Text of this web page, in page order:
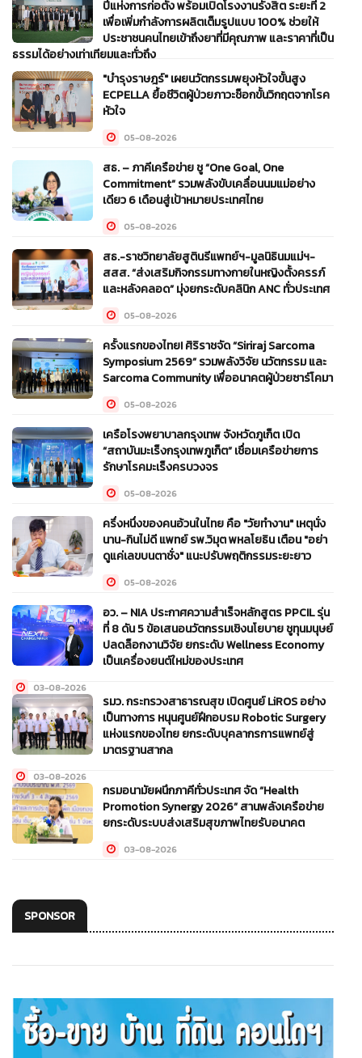
ปีแห่งการก่อตั้ง พร้อมเปิดโรงงานรังสิต ระยะที่ 2
เพื่อเพิ่มกำลังการผลิตเต็มรูปแบบ 100% ช่วยให้
ประชาชนคนไทยเข้าถึงยาที่มีคุณภาพ และราคาที่เป็น
ธรรมได้อย่างเท่าเทียมและทั่วถึง
05-08-2026
"บำรุงราษฎร์" เผยนวัตกรรมพยุงหัวใจขั้นสูง
ECPELLA ยื้อชีวิตผู้ป่วยภาวะช็อกขั้นวิกฤตจากโรค
หัวใจ
05-08-2026
สธ. – ภาคีเครือข่าย ชู “One Goal, One
Commitment” รวมพลังขับเคลื่อนนมแม่อย่าง
เดียว 6 เดือนสู่เป้าหมายประเทศไทย
05-08-2026
สธ.-ราชวิทยาลัยสูตินรีแพทย์ฯ-มูลนิธินมแม่ฯ-
สสส. “ส่งเสริมกิจกรรมทางกายในหญิงตั้งครรภ์
และหลังคลอด” มุ่งยกระดับคลินิก ANC ทั่วประเทศ
05-08-2026
ครั้งแรกของไทย! ศิริราชจัด “Siriraj Sarcoma
Symposium 2569” รวมพลังวิจัย นวัตกรรม และ
Sarcoma Community เพื่ออนาคตผู้ป่วยซาร์โคมา
05-08-2026
เครือโรงพยาบาลกรุงเทพ จังหวัดภูเก็ต เปิด
“สถาบันมะเร็งกรุงเทพภูเก็ต” เชื่อมเครือข่ายการ
รักษาโรคมะเร็งครบวงจร
05-08-2026
ครึ่งหนึ่งของคนอ้วนในไทย คือ "วัยทำงาน" เหตุนั่ง
นาน-กินไม่ดี แพทย์ รพ.วิมุต พหลโยธิน เตือน "อย่า
ดูแค่เลขบนตาชั่ง" แนะปรับพฤติกรรมระยะยาว
05-08-2026
อว. – NIA ประกาศความสำเร็จหลักสูตร PPCIL รุ่น
ที่ 8 ดัน 5 ข้อเสนอนวัตกรรมเชิงนโยบาย ชูทุนมนุษย์
ปลดล็อกงานวิจัย ยกระดับ Wellness Economy
เป็นเครื่องยนต์ใหม่ของประเทศ
03-08-2026
รมว. กระทรวงสาธารณสุข เปิดศูนย์ LiROS อย่าง
เป็นทางการ หนุนศูนย์ฝึกอบรม Robotic Surgery
แห่งแรกของไทย ยกระดับบุคลากรการแพทย์สู่
มาตรฐานสากล
03-08-2026
กรมอนามัยผนึกภาคีทั่วประเทศ จัด “Health
Promotion Synergy 2026” สานพลังเครือข่าย
ยกระดับระบบส่งเสริมสุขภาพไทยรับอนาคต
03-08-2026
SPONSOR